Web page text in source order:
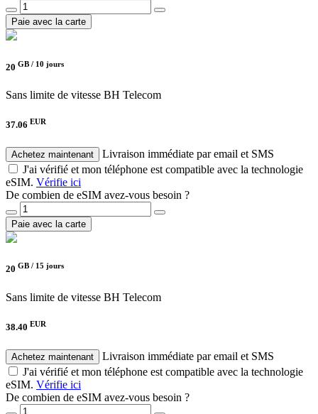
Paie avec la carte
20 GB / 10 jours
Sans limite de vitesse BH Telecom
37.06 EUR
Achetez maintenant
Livraison immédiate par email et SMS
J'ai vérifié et mon téléphone est compatible avec la technologie
eSIM. Vérifie ici
De combien de eSIM avez-vous besoin ?
Paie avec la carte
20 GB / 15 jours
Sans limite de vitesse BH Telecom
38.40 EUR
Achetez maintenant
Livraison immédiate par email et SMS
J'ai vérifié et mon téléphone est compatible avec la technologie
eSIM. Vérifie ici
De combien de eSIM avez-vous besoin ?